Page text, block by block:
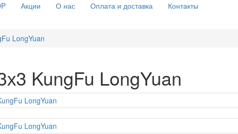
Акции О нас Оплата и доставка Контакты
LongYuan
KungFu LongYuan